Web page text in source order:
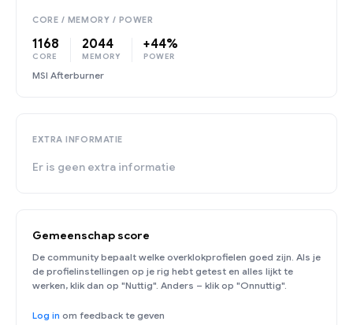
CORE / MEMORY / POWER
1168
CORE
2044
MEMORY
+44%
POWER
MSI Afterburner
EXTRA INFORMATIE
Er is geen extra informatie
Gemeenschap score
De community bepaalt welke overklokprofielen goed zijn. Als je
de profielinstellingen op je rig hebt getest en alles lijkt te
werken, klik dan op "Nuttig". Anders – klik op "Onnuttig".
Log in om feedback te geven